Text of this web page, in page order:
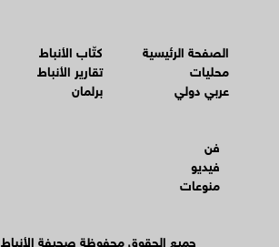
الصفحة الرئيسية
محليات
عربي دولي
كتّاب الأنباط
تقارير الأنباط
برلمان
فن
فيديو
منوعات
© جميع الحقوق محفوظة صحيفة الأنباط 2024